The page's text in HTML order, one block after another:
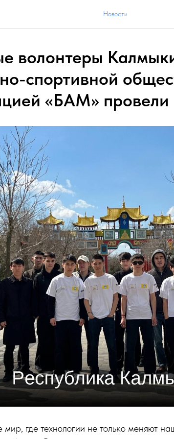
Новости
волонтеры
спортивной
«БАМ» провели
мир, где технологии не только меняют